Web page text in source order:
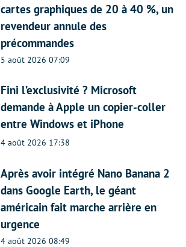
cartes graphiques de 20 à 40 %, un
revendeur annule des
précommandes
5 août 2026 07:09
Fini l’exclusivité ? Microsoft
demande à Apple un copier-coller
entre Windows et iPhone
4 août 2026 17:38
Après avoir intégré Nano Banana 2
dans Google Earth, le géant
américain fait marche arrière en
urgence
4 août 2026 08:49